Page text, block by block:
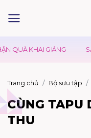
QUÀ KHAI GIẢNG
Trang chủ Bộ sưu tập
CÙNG TAPU
THU